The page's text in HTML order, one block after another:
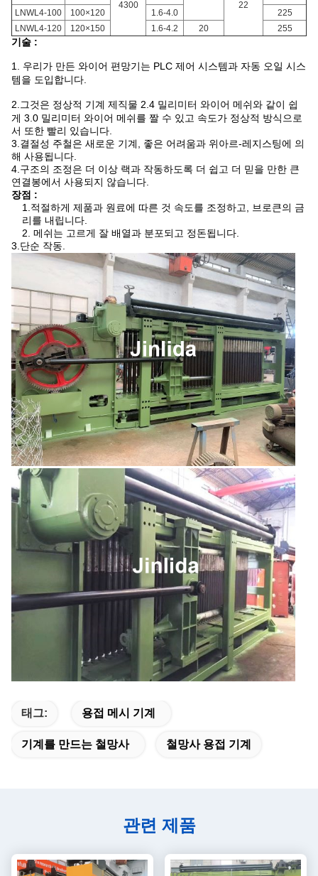
4300 22
LNWL4-100
100×120 1.6-4.0
225
LNWL4-120
120×150 1.6-4.2 20 255
기술 :
1. 우리가 만든 와이어 편망기는 PLC 제어 시스템과 자동 오일 시스
템을 도입합니다.
2. 그것은 정상적 기계 제직물 2.4 밀리미터 와이어 메쉬와 같이 쉽
게 3.0 밀리미터 와이어 메쉬를 짤 수 있고 속도가 정상적 방식으로
서 또한 빨리 있습니다.
3.결절성 주철은 새로운 기계, 좋은 어려움과 위아르-레지스팅에 의
해 사용됩니다.
4.구조의 조정은 더 이상 랙과 작동하도록 더 쉽고 더 믿을 만한 큰
연결봉에서 사용되지 않습니다.
장점 :
1.적절하게 제품과 원료에 따른 것 속도를 조정하고, 브로큰의 금
리를 내립니다.
2. 메쉬는 고르게 잘 배열과 분포되고 정돈됩니다.
3.단순 작동.
태그: 용접 메시 기계
기계를 만드는 철망사 철망사 용접 기계
관련 제품